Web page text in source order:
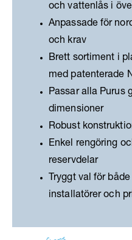
och vattenlås i
Anpassade för
och krav
Brett sortiment i
med patenterade
Passar alla Purus
dimensioner
Robust
Enkel rengöring
reservdelar
Tryggt val för
installatörer och